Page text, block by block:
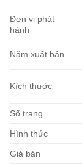
Đơn vị phát
hành
Năm xuất bản
Kích thước
Số trang
Hình thức
Giá bán